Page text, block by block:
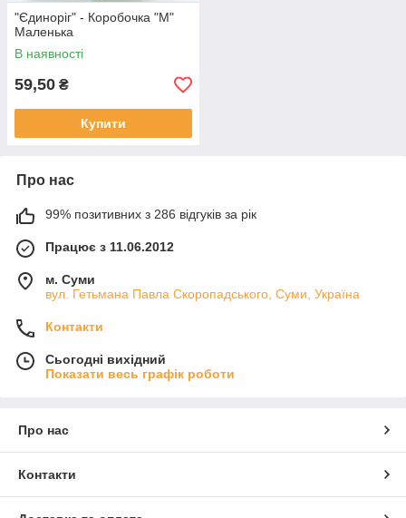
"Єдиноріг" - Коробочка "М"
Маленька
В наявності
59,50 ₴
Купити
Про нас
99% позитивних з 286 відгуків за рік
Працює з 11.06.2012
м. Суми
вул. Гетьмана Павла Скоропадського, Суми, Україна
Контакти
Сьогодні вихідний
Показати весь графік роботи
Про нас
Контакти